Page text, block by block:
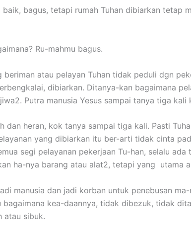
baik, bagus, tetapi rumah Tuhan dibiarkan tetap
Ru-mahmu bagus.
beriman atau pelayan Tuhan tidak peduli dgn
dibiarkan. Ditanya-kan bagaimana
Putra manusia Yesus sampai tanya tiga
dan heran, kok tanya sampai tiga kali. Pasti
yang dibiarkan itu ber-arti tidak cinta
segi pelayanan pekerjaan Tu-han, selalu
ha-nya barang atau alat2, tetapi yang utama
manusia dan jadi korban untuk penebusan
kea-daannya, tidak dibezuk, tidak
atau sibuk.